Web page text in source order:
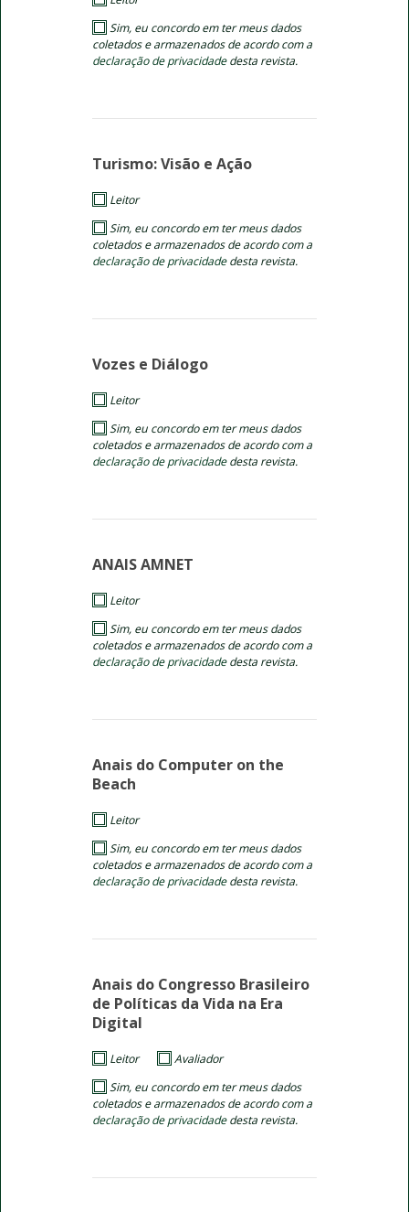
coletados e armazenados de acordo com a
declaração de privacidadedesta revista.
Turismo: Visão e Ação
Leitor
coletados e armazenados de acordo com a
declaração de privacidadedesta revista.
Vozes e Diálogo
Leitor
coletados e armazenados de acordo com a
declaração de privacidadedesta revista.
ANAIS AMNET
Leitor
coletados e armazenados de acordo com a
declaração de privacidadedesta revista.
Anais do Computer on the
Beach
Leitor
coletados e armazenados de acordo com a
declaração de privacidadedesta revista.
Anais do Congresso Brasileiro
de Políticas da Vida na Era
Digital
Leitor
Avaliador
coletados e armazenados de acordo com a
declaração de privacidadedesta revista.